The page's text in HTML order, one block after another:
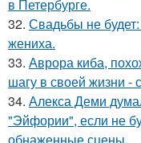
в Петербурге.
32. Свадьбы не
жениха.
33. Аврора киба,
шагу в своей жизни -
34. Алекса Деми
"Эйфории", если не